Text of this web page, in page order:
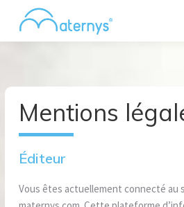
Mentions
Éditeur
Vous êtes actuellement connecté au